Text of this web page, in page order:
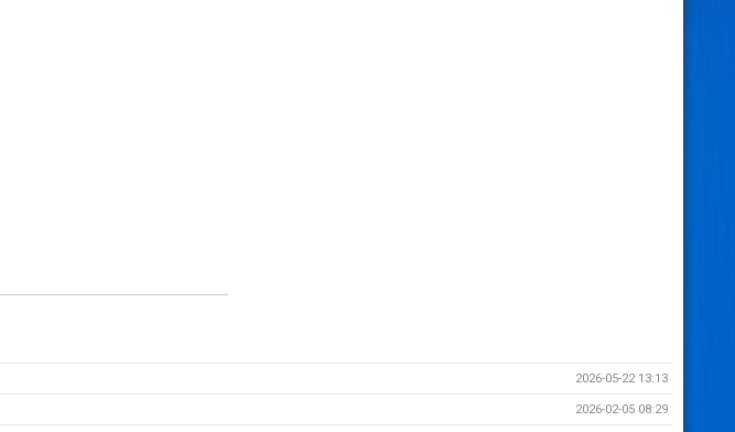
2026-05-22 13:13
2026-02-05 08:29